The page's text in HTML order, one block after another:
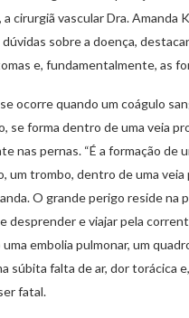
cirurgiã vascular Dra. Amanda
sobre a doença,
e, fundamentalmente, as
ocorre quando um coágulo
se forma dentro de uma veia
nas pernas. “É a formação de
um trombo, dentro de uma veia
O grande perigo reside na
desprender e viajar pela
embolia pulmonar, um
súbita falta de ar, dor torácica
fatal.